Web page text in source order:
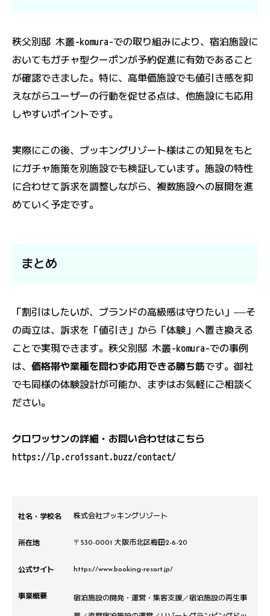
秩父別邸 木叢-komura-での取り組みにより、宿泊施設に
おいてもガチャ型クーポンが予約促進に有効であること
が確認できました。特に、高単価施設でも値引き感を抑
えながらユーザーの行動を促せる点は、他施設にも応用
しやすいポイントです。
実際にこの後、ブッキングリゾート様はこの知見をもと
にガチャ施策を別施設でも検証しています。施設の特性
に合わせて訴求を調整しながら、複数施設への展開を進
めていく予定です。
まとめ
「割引はしたいが、ブランドの高級感は守りたい」――そ
の両立は、訴求を「値引き」から「体験」へ置き換える
ことで実現できます。秩父別邸 木叢-komura-での事例
は、 価格帯や業種を問わず応用できる勝ち筋です。御社
でも同様の体験設計が可能か、まずはお気軽にご相談く
ださい。
クロワッサンの詳細・お問い合わせはこちら
https://lp.croissant.buzz/contact/
社名・学校名 株式会社ブッキングリゾート
所在地 〒530-0001 大阪市北区梅田2-6-20
公式サイト https://www.booking-resort.jp/
事業概要 宿泊施設の開発・運営・集客支援／宿泊施設の再生事